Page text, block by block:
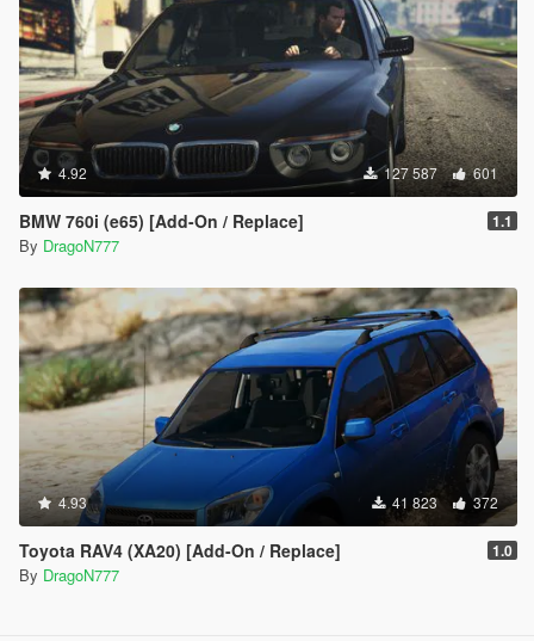
4.92 127 587 601
BMW 760i (e65) [Add-On / Replace] 1.1
By DragoN777
4.93 41 823 372
Toyota RAV4 (XA20) [Add-On / Replace] 1.0
By DragoN777